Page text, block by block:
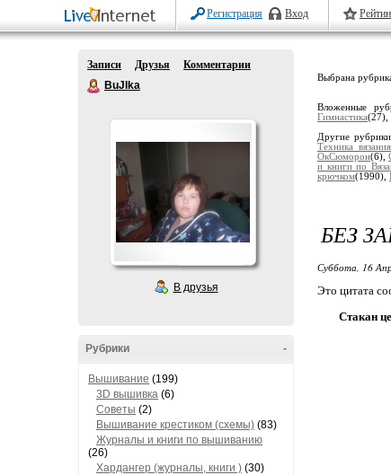
Регистрация Вход
Записи Друзья
Комментарии
BuJIka
В друзья
-
Рубрики
Вышивание (199)
3D вышивка (6)
Советы (2)
Вышивание крестиком (схемы) (83)
Журналы и книги по вышиванию
(26)
Хардангер (журналы, книги ) (30)
Выбрана
Вложенные
Гимнастика(27),
Другие
Техника
ОкСюморон(6),
и книги по
крючком(1990),
БЕЗ
Суббота, 16
Это цитата
Стакан